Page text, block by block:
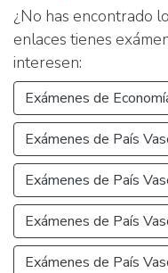
¿No has encontrado
enlaces tienes
interesen:
Exámenes de
Exámenes de País
Exámenes de País
Exámenes de País
Exámenes de País